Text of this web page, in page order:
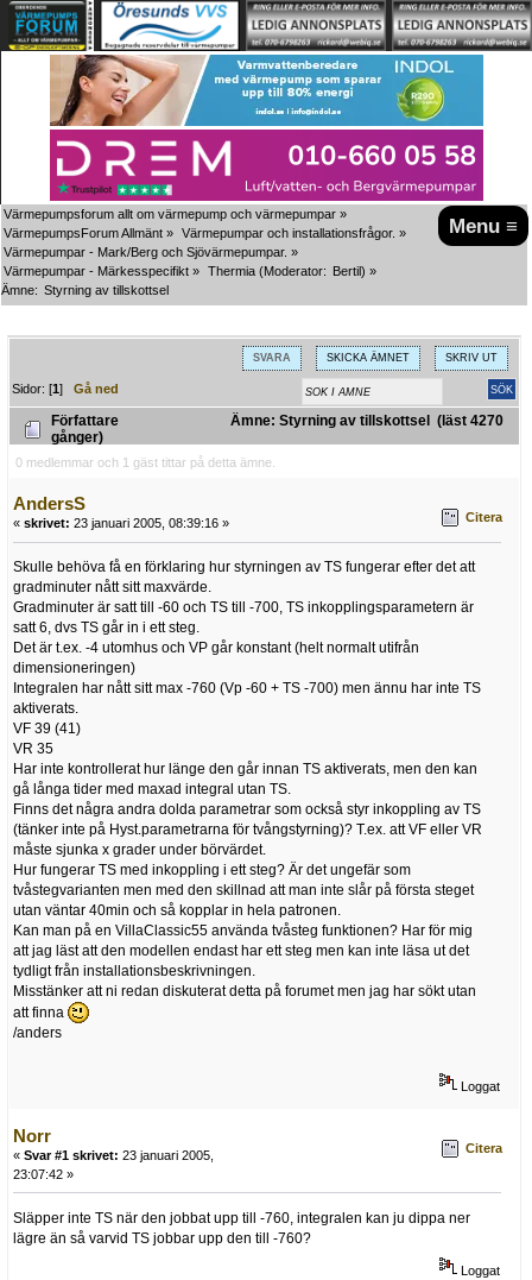
Menu ≡
Värmepumpsforum allt om värmepump och värmepumpar »
VärmepumpsForum Allmänt » Värmepumpar och installationsfrågor. »
Värmepumpar - Mark/Berg och Sjövärmepumpar. »
Värmepumpar - Märkesspecifikt » Thermia (Moderator: Bertil) »
Ämne: Styrning av tillskottsel
SVARA SKICKA ÄMNET SKRIV UT
Sidor: [1]Gå ned
Författare
Ämne: Styrning av tillskottsel (läst 4270
gånger)
0 medlemmar och 1 gäst tittar på detta ämne.
AndersS
« skrivet: 23 januari 2005, 08:39:16 » Citera
Skulle behöva få en förklaring hur styrningen av TS fungerar efter det att
gradminuter nått sitt maxvärde.
Gradminuter är satt till -60 och TS till -700, TS inkopplingsparametern är
satt 6, dvs TS går in i ett steg.
Det är t.ex. -4 utomhus och VP går konstant (helt normalt utifrån
dimensioneringen)
Integralen har nått sitt max -760 (Vp -60 + TS -700) men ännu har inte TS
aktiverats.
VF 39 (41)
VR 35
Har inte kontrollerat hur länge den går innan TS aktiverats, men den kan
gå långa tider med maxad integral utan TS.
Finns det några andra dolda parametrar som också styr inkoppling av TS
(tänker inte på Hyst.parametrarna för tvångstyrning)? T.ex. att VF eller VR
måste sjunka x grader under börvärdet.
Hur fungerar TS med inkoppling i ett steg? Är det ungefär som
tvåstegvarianten men med den skillnad att man inte slår på första steget
utan väntar 40min och så kopplar in hela patronen.
Kan man på en VillaClassic55 använda tvåsteg funktionen? Har för mig
att jag läst att den modellen endast har ett steg men kan inte läsa ut det
tydligt från installationsbeskrivningen.
Misstänker att ni redan diskuterat detta på forumet men jag har sökt utan
att finna
/anders
Loggat
Norr
« Svar #1 skrivet: 23 januari 2005,
23:07:42 »
Citera
Släpper inte TS när den jobbat upp till -760, integralen kan ju dippa ner
lägre än så varvid TS jobbar upp den till -760?
Loggat